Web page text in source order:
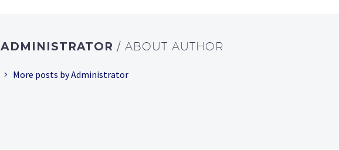
ADMINISTRATOR / ABOUT AUTHOR
More posts by Administrator